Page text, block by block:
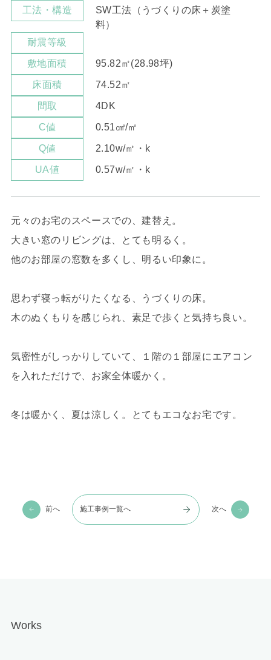
工法・構造
SW工法（うづくりの床＋炭塗
料）
耐震等級
敷地面積 95.82㎡(28.98坪)
床面積 74.52㎡
間取 4DK
C値 0.51㎠/㎡
Q値 2.10w/㎡・k
UA値 0.57w/㎡・k
元々のお宅のスペースでの、建替え。
大きい窓のリビングは、とても明るく。
他のお部屋の窓数を多くし、明るい印象に。
思わず寝っ転がりたくなる、うづくりの床。
木のぬくもりを感じられ、素足で歩くと気持ち良い。
気密性がしっかりしていて、１階の１部屋にエアコン
を入れただけで、お家全体暖かく。
冬は暖かく、夏は涼しく。とてもエコなお宅です。
前へ 施工事例一覧へ 次へ
Works